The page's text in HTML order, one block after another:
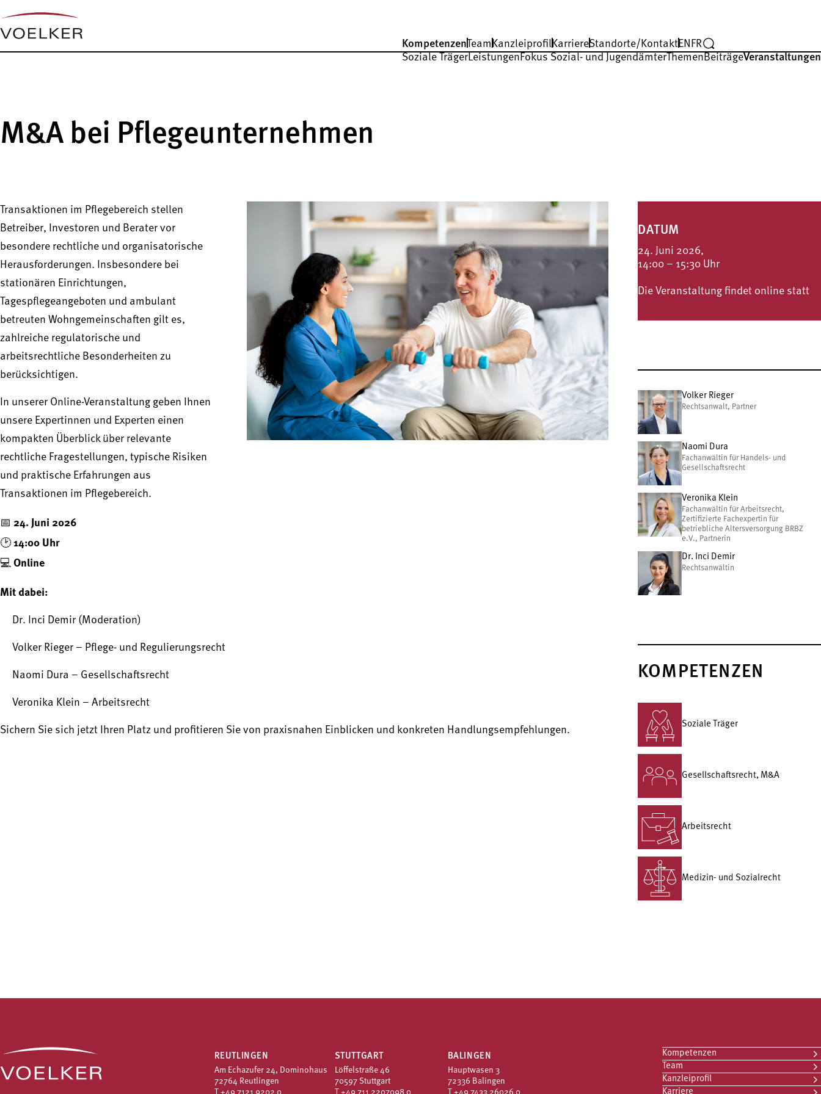
KompetenzenTeam KanzleiprofilKarriereStandorte/KontaktENFR
Soziale TrägerLeistungenFokus Sozial- und JugendämterThemenBeiträgeVeranstaltungen
M&A bei Pflegeunternehmen
Transaktionen im Pflegebereich stellen
Betreiber, Investoren und Berater vor
besondere rechtliche und organisatorische
Herausforderungen. Insbesondere bei
stationären Einrichtungen,
Tagespflegeangeboten und ambulant
betreuten Wohngemeinschaften gilt es,
zahlreiche regulatorische und
arbeitsrechtliche Besonderheiten zu
berücksichtigen.
In unserer Online-Veranstaltung geben Ihnen
unsere Expertinnen und Experten einen
kompakten Überblick über relevante
rechtliche Fragestellungen, typische Risiken
und praktische Erfahrungen aus
Transaktionen im Pflegebereich.
📅 24. Juni 2026
🕑14:00 Uhr
💻 Online
Mit dabei:
Dr. Inci Demir (Moderation)
Volker Rieger – Pflege- und Regulierungsrecht
Naomi Dura – Gesellschaftsrecht
Veronika Klein – Arbeitsrecht
Sichern Sie sich jetzt Ihren Platz und profitieren Sie von praxisnahen Einblicken und konkreten Handlungsempfehlungen.
DATUM
24. Juni 2026,
14:00 – 15:30 Uhr
Die Veranstaltung findet online statt
Volker Rieger
Rechtsanwalt, Partner
Naomi Dura
Fachanwältin für Handels- und
Gesellschaftsrecht
Veronika Klein
Fachanwältin für Arbeitsrecht,
Zertifizierte Fachexpertin für
betriebliche Altersversorgung BRBZ
e.V., Partnerin
Dr. Inci Demir
Rechtsanwältin
KOMPETENZEN
Soziale Träger
Gesellschafts­recht, M&A
Arbeitsrecht
Medizin- und Sozialrecht
REUTLINGEN
Am Echazufer 24, Dominohaus
72764 Reutlingen
STUTTGART
Löffelstraße 46
70597 Stuttgart
BALINGEN
Hauptwasen 3
72336 Balingen
Kompetenzen
Team
Kanzleiprofil
Karriere